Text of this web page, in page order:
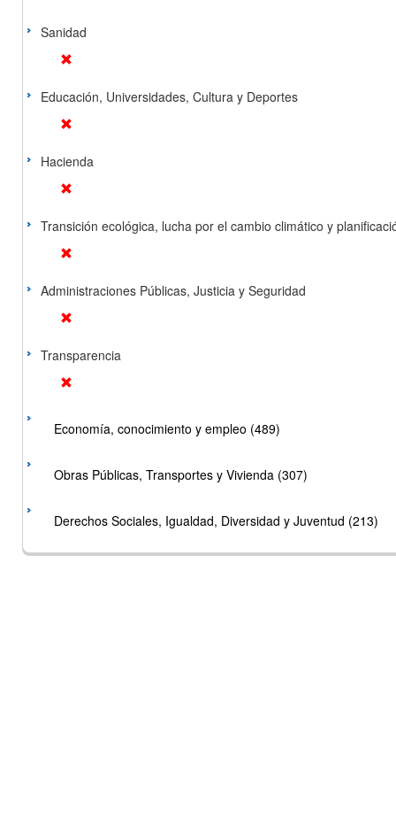
Sanidad
Educación, Universidades, Cultura y Deportes
Hacienda
Transición ecológica, lucha por el cambio climático y
Administraciones Públicas, Justicia y Seguridad
Transparencia
Economía, conocimiento y empleo (489)
Obras Públicas, Transportes y Vivienda (307)
Derechos Sociales, Igualdad, Diversidad y Juventud (213)